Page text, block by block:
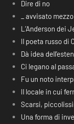
Dire di no
_ avvisato
L’Anderson dei
Il poeta russo di
Dà idea
Ci legano al
Fu un noto
Il locale in cui
Scarsi,
Una forma di